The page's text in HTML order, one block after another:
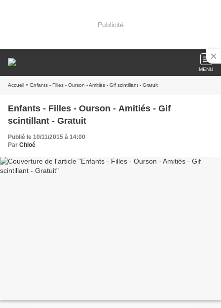
Publicité
MENU
Accueil » Enfants - Filles - Ourson - Amitiés - Gif scintillant - Gratuit
Enfants - Filles - Ourson - Amitiés - Gif
scintillant - Gratuit
Publié le 10/11/2015 à 14:00
Par Chloé